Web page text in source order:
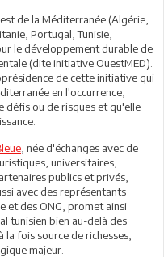
de la Méditerranée (Algérie,
Portugal, Tunisie,
le développement durable de
(dite initiative OuestMED).
de cette initiative qui
en l'occurrence,
ou de risques et qu'elle
, née d'échanges avec de
universitaires,
publics et privés,
avec des représentants
et des ONG, promet ainsi
tunisien bien au-delà des
fois source de richesses,
majeur.